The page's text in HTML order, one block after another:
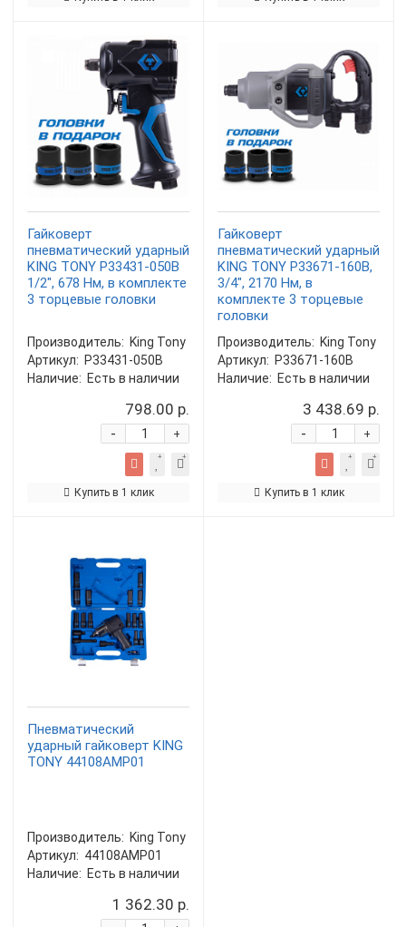
Гайковерт
пневматический ударный
KING TONY P33431-050B
1/2", 678 Нм, в комплекте
3 торцевые головки
Производитель: King Tony
Артикул: P33431-050B
Наличие: Есть в наличии
798.00 р.
+
-
Купить в 1 клик
Гайковерт
пневматический ударный
KING TONY P33671-160B,
3/4", 2170 Нм, в
комплекте 3 торцевые
головки
Производитель: King Tony
Артикул: P33671-160B
Наличие: Есть в наличии
3 438.69 р.
+
-
Купить в 1 клик
Пневматический
ударный гайковерт KING
TONY 44108AMP01
Производитель: King Tony
Артикул: 44108AMP01
Наличие: Есть в наличии
1 362.30 р.